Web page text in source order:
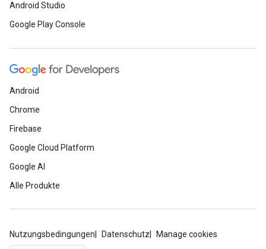
Android Studio
Google Play Console
Android
Chrome
Firebase
Google Cloud Platform
Google AI
Alle Produkte
Nutzungsbedingungen Datenschutz Manage cookies